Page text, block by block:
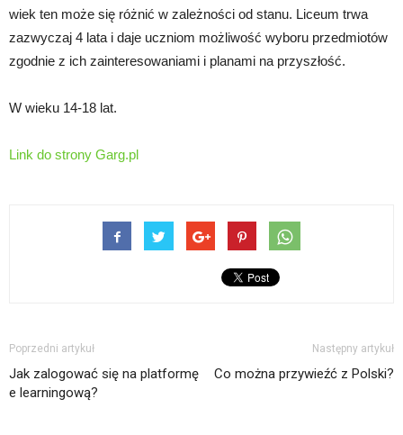
wiek ten może się różnić w zależności od stanu. Liceum trwa
zazwyczaj 4 lata i daje uczniom możliwość wyboru przedmiotów
zgodnie z ich zainteresowaniami i planami na przyszłość.
W wieku 14-18 lat.
Link do strony Garg.pl
Poprzedni artykuł
Jak zalogować się na platformę
e learningową?
Następny artykuł
Co można przywieźć z Polski?